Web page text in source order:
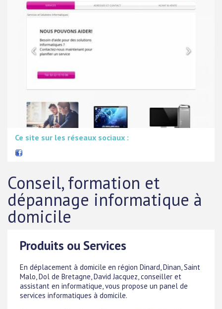
Ce site sur les réseaux sociaux :
Conseil, formation et
dépannage informatique à
domicile
Produits ou Services
En déplacement à domicile en région Dinard, Dinan, Saint
Malo, Dol de Bretagne, David Jacquez, conseiller et
assistant en informatique, vous propose un panel de
services informatiques à domicile.